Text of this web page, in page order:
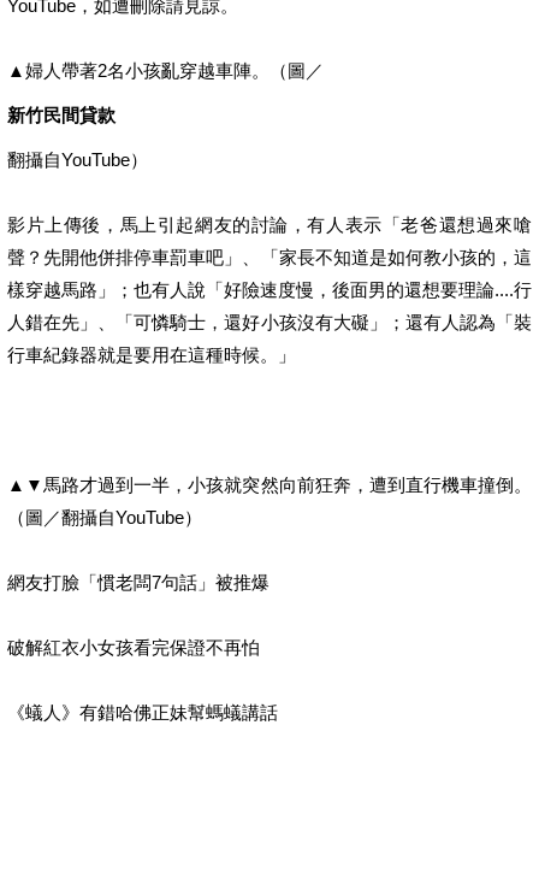
YouTube，如遭刪除請見諒。
▲婦人帶著2名小孩亂穿越車陣。（圖／
新竹民間貸款
翻攝自YouTube）
影片上傳後，馬上引起網友的討論，有人表示「老爸還想過來嗆
聲？先開他併排停車罰車吧」、「家長不知道是如何教小孩的，這
樣穿越馬路」；也有人說「好險速度慢，後面男的還想要理論....行
人錯在先」、「可憐騎士，還好小孩沒有大礙」；還有人認為「裝
行車紀錄器就是要用在這種時候。」
▲▼馬路才過到一半，小孩就突然向前狂奔，遭到直行機車撞倒。
（圖／翻攝自YouTube）
網友打臉「慣老闆7句話」被推爆
破解紅衣小女孩看完保證不再怕
《蟻人》有錯哈佛正妹幫螞蟻講話